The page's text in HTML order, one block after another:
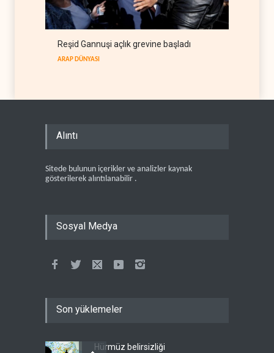
Reşid Gannuşi açlık grevine başladı
ARAP DÜNYASI
Alıntı
Sitede bulunun içerikler ve analizler kaynak
gösterilerek alıntılanabilir .
Sosyal Medya
Son yüklemeler
Hürmüz belirsizliği